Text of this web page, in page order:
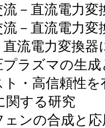
流－直流電力
流－直流電力
直流電力変換
プラズマの生
ト・高信頼性
関する研究
ェンの合成と